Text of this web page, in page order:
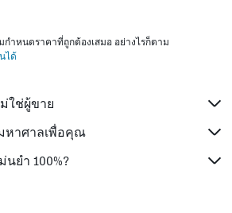
กำหนดราคาที่ถูกต้องเสมอ อย่างไรก็ตาม
ได้
ม่ใช่ผู้ขาย
หาศาลเพื่อคุณ
ยำ 100%?